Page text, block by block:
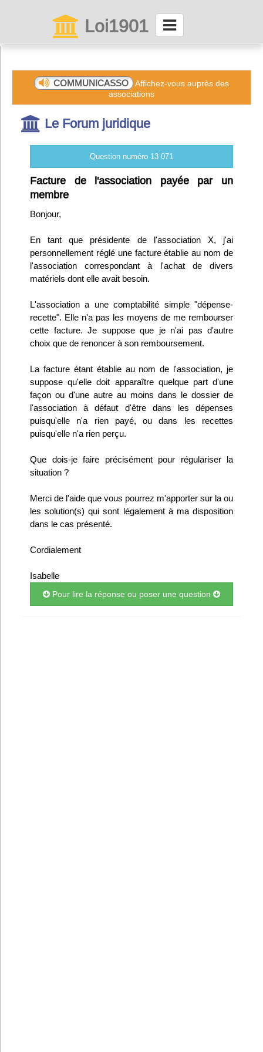
Loi1901
Connexion
Abonnez-vous à LettrAsso
Menu général
ServiceAsso
Partager
VieAsso
Infos
Divers
Abo Lettrasso
Désabo Lettrasso
Nous contacter
COMMUNICASSO
Affichez-vous auprès des
associations
Le Forum juridique
Question numéro 13 071
Facture de l'association payée par un
membre
Bonjour,
En tant que présidente de l'association X, j'ai
personnellement réglé une facture établie au nom de
l'association correspondant à l'achat de divers
matériels dont elle avait besoin.
L'association a une comptabilité simple "dépense-
recette". Elle n'a pas les moyens de me rembourser
cette facture. Je suppose que je n'ai pas d'autre
choix que de renoncer à son remboursement.
La facture étant établie au nom de l'association, je
suppose qu'elle doit apparaître quelque part d'une
façon ou d'une autre au moins dans le dossier de
l'association à défaut d'être dans les dépenses
puisqu'elle n'a rien payé, ou dans les recettes
puisqu'elle n'a rien perçu.
Que dois-je faire précisément pour régulariser la
situation ?
Merci de l'aide que vous pourrez m'apporter sur la ou
les solution(s) qui sont légalement à ma disposition
dans le cas présenté.
Cordialement
Isabelle
Pour lire la réponse ou poser une question